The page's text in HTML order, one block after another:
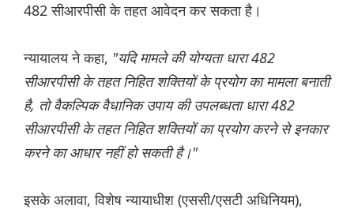
482 सीआरपीसी के तहत आवेदन कर सकता है।
न्यायालय ने कहा, "यदि मामले की योग्यता धारा 482
सीआरपीसी के तहत निहित शक्तियों के प्रयोग का मामला बनाती
है, तो वैकल्पिक वैधानिक उपाय की उपलब्धता धारा 482
सीआरपीसी के तहत निहित शक्तियों का प्रयोग करने से इनकार
करने का आधार नहीं हो सकती है।"
इसके अलावा, विशेष न्यायाधीश (एससी/एसटी अधिनियम),